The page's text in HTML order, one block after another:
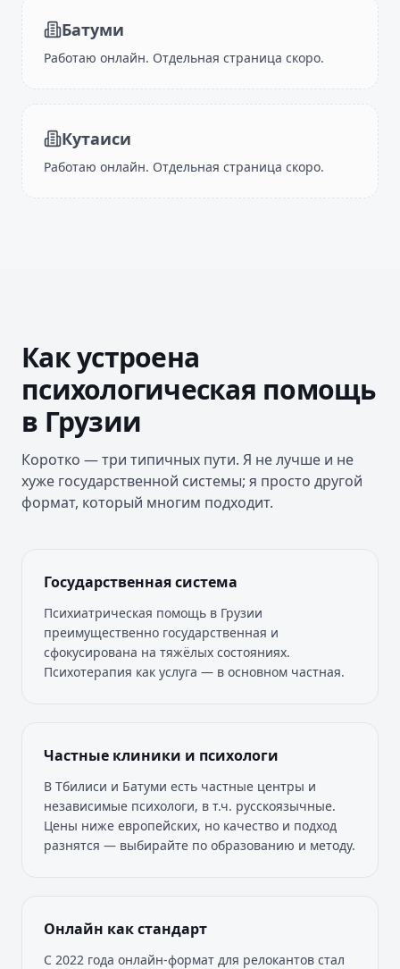
Батуми
Работаю онлайн. Отдельная страница скоро.
Кутаиси
Работаю онлайн. Отдельная страница скоро.
Как устроена
психологическая помощь
в Грузии
Коротко — три типичных пути. Я не лучше и не
хуже государственной системы; я просто другой
формат, который многим подходит.
Государственная система
Психиатрическая помощь в Грузии
преимущественно государственная и
сфокусирована на тяжёлых состояниях.
Психотерапия как услуга — в основном частная.
Частные клиники и психологи
В Тбилиси и Батуми есть частные центры и
независимые психологи, в т.ч. русскоязычные.
Цены ниже европейских, но качество и подход
разнятся — выбирайте по образованию и методу.
Онлайн как стандарт
С 2022 года онлайн-формат для релокантов стал